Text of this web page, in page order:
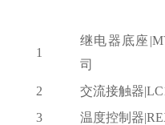
1
继电器底座
司
2
交流接触器
3
温度控制器